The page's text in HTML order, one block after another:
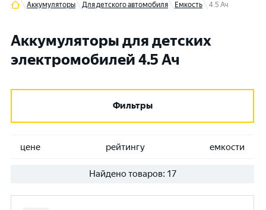
Аккумуляторы Для детского автомобиля Емкость 4.5 Ач
Аккумуляторы для детских
электромобилей 4.5 Ач
Фильтры
цене рейтингу емкости
Найдено товаров: 17